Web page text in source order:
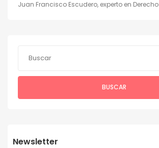
Juan Francisco Escudero, experto en
BUSCAR
Newsletter